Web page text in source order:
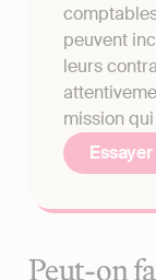
peuvent
leurs
mission
Peut-on